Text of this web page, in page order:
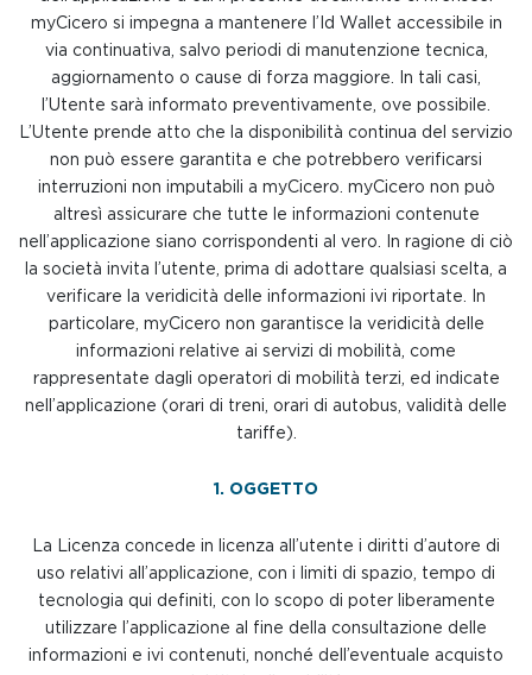
myCicero si impegna a mantenere l’Id Wallet accessibile in
via continuativa, salvo periodi di manutenzione tecnica,
aggiornamento o cause di forza maggiore. In tali casi,
l’Utente sarà informato preventivamente, ove possibile.
L’Utente prende atto che la disponibilità continua del servizio
non può essere garantita e che potrebbero verificarsi
interruzioni non imputabili a myCicero. myCicero non può
altresì assicurare che tutte le informazioni contenute
nell’applicazione siano corrispondenti al vero. In ragione di ciò
la società invita l’utente, prima di adottare qualsiasi scelta, a
verificare la veridicità delle informazioni ivi riportate. In
particolare, myCicero non garantisce la veridicità delle
informazioni relative ai servizi di mobilità, come
rappresentate dagli operatori di mobilità terzi, ed indicate
nell’applicazione (orari di treni, orari di autobus, validità delle
tariffe).
1. OGGETTO
La Licenza concede in licenza all’utente i diritti d’autore di
uso relativi all’applicazione, con i limiti di spazio, tempo di
tecnologia qui definiti, con lo scopo di poter liberamente
utilizzare l’applicazione al fine della consultazione delle
informazioni e ivi contenuti, nonché dell’eventuale acquisto